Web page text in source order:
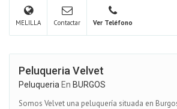
MELILLA Contactar Ver Teléfono
Peluqueria Velvet
Peluqueria En BURGOS
Somos Velvet una peluquería situada en